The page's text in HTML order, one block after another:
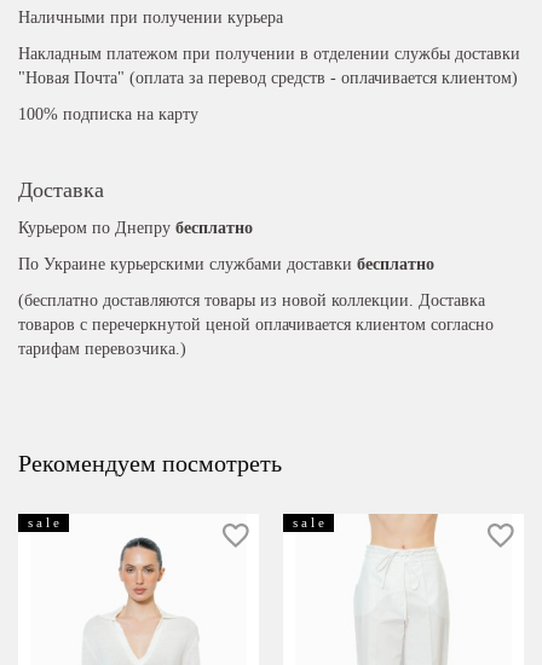
Наличными при получении курьера
Накладным платежом при получении в отделении службы доставки
"Новая Почта" (оплата за перевод средств - оплачивается клиентом)
100% подписка на карту
Доставка
Курьером по Днепру бесплатно
По Украине курьерскими службами доставки бесплатно
(бесплатно доставляются товары из новой коллекции. Доставка
товаров с перечеркнутой ценой оплачивается клиентом согласно
тарифам перевозчика.)
Рекомендуем посмотреть
s a l e s a l e